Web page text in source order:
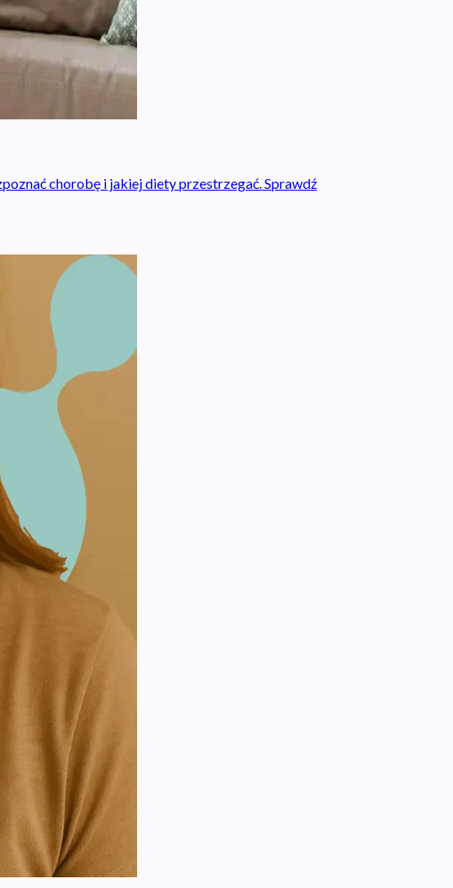
chorobę i jakiej diety przestrzegać. Sprawdź